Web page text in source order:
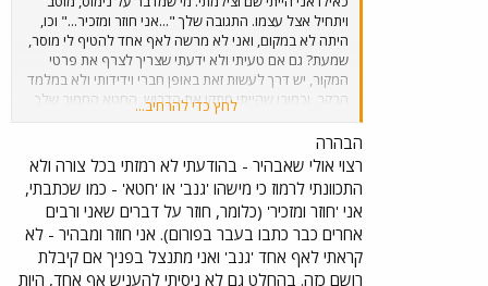
ויתחיל אצל עצמו. התגובה שלך "...אני חוזר ומזכיר..." וכו,
היתה לא במקום, ואני לא מרשה לאף אחד להטיף לי מוסר,
שמעת? גם אם טעיתי ולא ידעתי שצריך לצרף את פרטי
המקור, יש דרך לעשות זאת באופן חברי וידידותי ולא במלמד
הבקר, וכמובן שהייתי מתקן את הדרוש. החטא החמור שלך
היה להלבין פני חברך ברבים (ואם הוא לא חברך, מותר?)
עובדה, ששמרתי את פרטי המקורות במועדפים למקרה
ומישהו ירצה לדעת מהיכן התמונות מתוך התעניינות
מקצועית, מה שאתה עשית היה להצביע עלי כגנב !!! אז אולי
אתה מומחה לרכבות, אבל בנושא יחסי אנוש , אצלי נכשלת.
ולענין אמנם כתבתי שמצאתי מספר אתרים העוסקים
ברכבת החיג'אזית (לגבי התחנה בחיפה כתבתי שזה מאתר
ה-"נכבה") והרי אני מפרט את האתרים מהם שלפתי את
התמונות: 1. www.dankat.com/mstory/justin.htm 2.
לחץ כדי להרחיב...
הבהרה
רצוי אולי שאבהיר - בהודעתי לא רמזתי בכל צורה ולא
התכוונתי לרמוז כי מישהו 'גנב' או 'חטא' - כמו שכתבתי,
אני 'חוזר ומזכיר' (כלומר, חוזר על דברים שאני ורבים
אחרים כבר כתבו בעבר בפורום). אני חוזר ומבהיר - לא
קראתי לאף אחד 'גנב' ואני מתנצל בפניך אם קיבלת
רושם כזה. בהחלט גם לא ניסיתי להעניש אף אחד, היות